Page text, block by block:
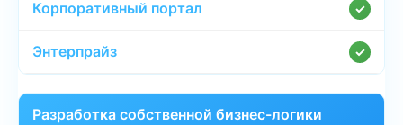
✓
✓
Разработка собственной бизнес-логики